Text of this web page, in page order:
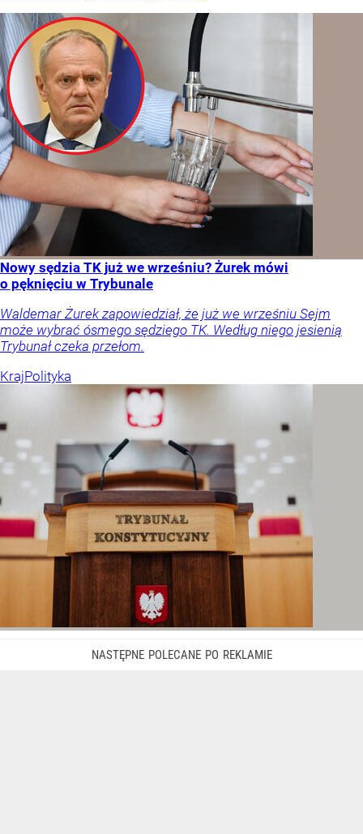
Nowy sędzia TK już we wrześniu? Żurek mówi
o pęknięciu w Trybunale
Waldemar Żurek zapowiedział, że już we wrześniu Sejm
może wybrać ósmego sędziego TK. Według niego jesienią
Trybunał czeka przełom.
KrajPolityka